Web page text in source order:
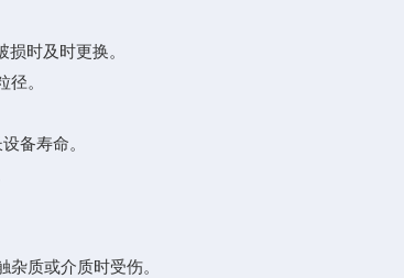
时及时更换。
。
备寿命。
质或介质时受伤。